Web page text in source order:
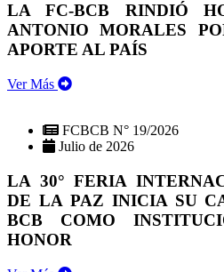
LA FC-BCB RINDIÓ
ANTONIO MORALES
APORTE AL PAÍS
Ver Más
FCBCB N° 19/2026
Julio de 2026
LA 30° FERIA
DE LA PAZ INICIA SU
BCB COMO
HONOR